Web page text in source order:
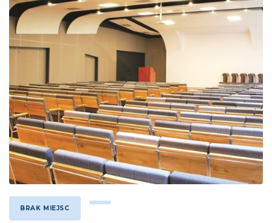
BRAK MIEJSC